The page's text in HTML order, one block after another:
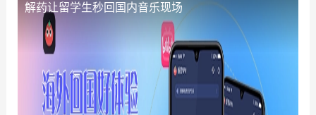
解药让留学生秒回国内音乐现场